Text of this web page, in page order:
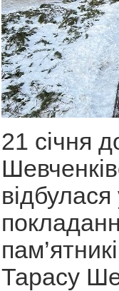
21 січня
Тарасу